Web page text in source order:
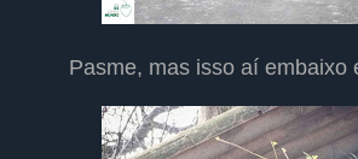
Pasme, mas isso aí embaixo